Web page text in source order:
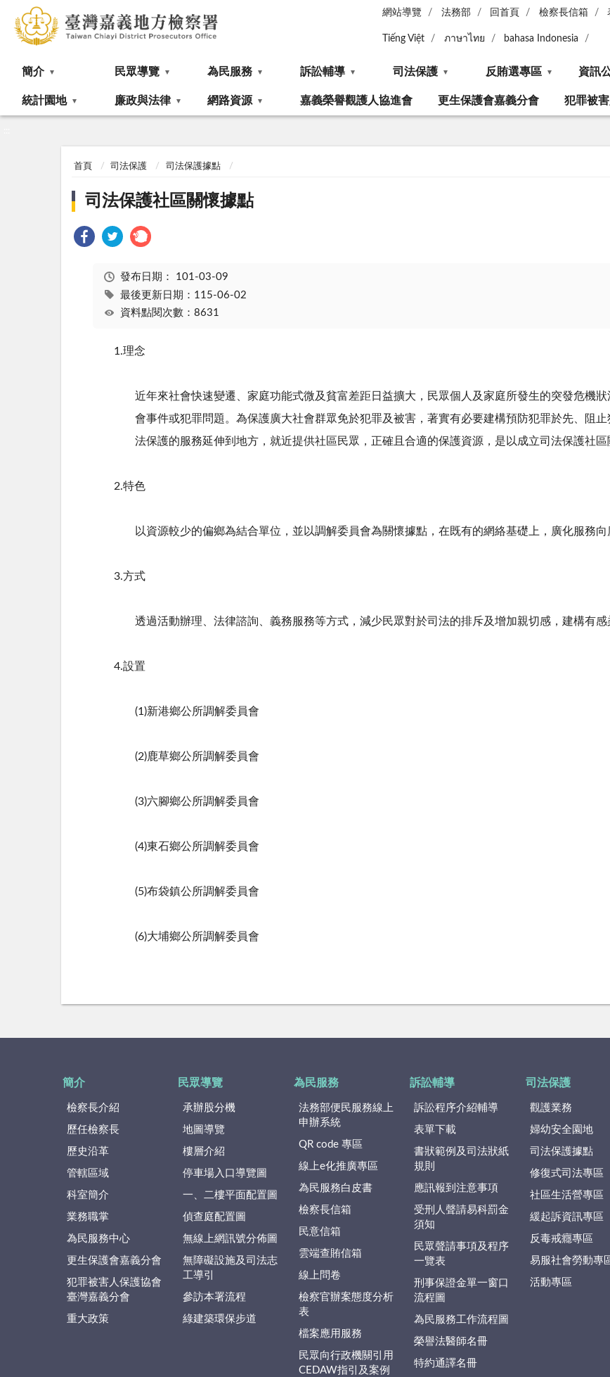
網站導覽 法務部 回首頁 檢察長信箱
Tiếng Việt ภาษาไทย bahasa Indonesia
簡介 民眾導覽 為民服務 訴訟輔導 司法保護 反賄選專區 資訊
統計園地 廉政與法律 網路資源 嘉義榮譽觀護人協進會 更生保護會嘉義分會 犯罪被
首頁 司法保護 司法保護據點
司法保護社區關懷據點
發布日期： 101-03-09
最後更新日期：115-06-02
資料點閱次數：8631
1.理念
近年來社會快速變遷、家庭功能式微及貧富差距日益擴大，民眾個人及家庭所發生的突發危機
會事件或犯罪問題。為保護廣大社會群眾免於犯罪及被害，著實有必要建構預防犯罪於先、阻
法保護的服務延伸到地方，就近提供社區民眾，正確且合適的保護資源，是以成立司法保護社區
2.特色
以資源較少的偏鄉為結合單位，並以調解委員會為關懷據點，在既有的網絡基礎上，廣化服務
3.方式
透過活動辦理、法律諮詢、義務服務等方式，減少民眾對於司法的排斥及增加親切感，建構有感
4.設置
(1)新港鄉公所調解委員會
(2)鹿草鄉公所調解委員會
(3)六腳鄉公所調解委員會
(4)東石鄉公所調解委員會
(5)布袋鎮公所調解委員會
(6)大埔鄉公所調解委員會
簡介
檢察長介紹
歷任檢察長
歷史沿革
管轄區域
科室簡介
業務職掌
為民服務中心
更生保護會嘉義分會
犯罪被害人保護協會
臺灣嘉義分會
重大政策
民眾導覽
承辦股分機
地圖導覽
樓層介紹
停車場入口導覽圖
一、二樓平面配置圖
偵查庭配置圖
無線上網訊號分佈圖
無障礙設施及司法志
工導引
參訪本署流程
綠建築環保步道
為民服務
法務部便民服務線上
申辦系統
QR code 專區
線上e化推廣專區
為民服務白皮書
檢察長信箱
民意信箱
雲端查賄信箱
線上問卷
檢察官辦案態度分析
表
檔案應用服務
民眾向行政機關引用
CEDAW指引及案例
訴訟輔導
訴訟程序介紹輔導
表單下載
書狀範例及司法狀紙
規則
應訊報到注意事項
受刑人聲請易科罰金
須知
民眾聲請事項及程序
一覽表
刑事保證金單一窗口
流程圖
為民服務工作流程圖
榮譽法醫師名冊
特約通譯名冊
司法保護
觀護業務
婦幼安全園地
司法保護據點
修復式司法專區
社區生活營專區
緩起訴資訊專區
反毒戒癮專區
易服社會勞動專
活動專區